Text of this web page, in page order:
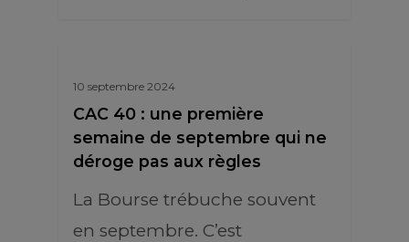
10 septembre 2024
CAC 40 : une première
semaine de septembre qui ne
déroge pas aux règles
La Bourse trébuche souvent
en septembre. C’est